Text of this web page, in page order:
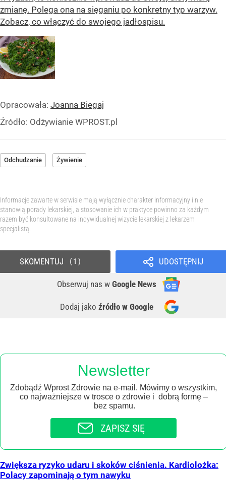
zmianę. Polega ona na sięganiu po konkretny typ warzyw.
Zobacz, co włączyć do swojego jadłospisu.
Opracowała: Joanna Biegaj
Źródło: Odżywianie WPROST.pl
Odchudzanie Żywienie
Informacje zawarte w serwisie mają wyłącznie charakter informacyjny i nie
stanowią porady lekarskiej, a stosowanie ich w praktyce powinno za każdym
razem być konsultowane na indywidualnej wizycie lekarskiej z lekarzem
specjalistą.
UDOSTĘPNIJ
Obserwuj nas w Google News
Dodaj jako źródło w Google
SKOMENTUJ 1
Newsletter
Zdobądź Wprost Zdrowie na e-mail. Mówimy o wszystkim,
co najważniejsze w trosce o zdrowie i dobrą formę –
bez spamu.
ZAPISZ SIĘ
Zwiększa ryzyko udaru i skoków ciśnienia. Kardiolożka:
Polacy zapominają o tym nawyku